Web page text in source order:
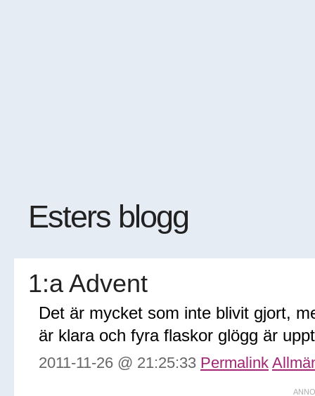
Esters blogg
1:a Advent
Det är mycket som inte blivit gjort,
är klara och fyra flaskor glögg är
2011-11-26 @ 21:25:33 Permalink